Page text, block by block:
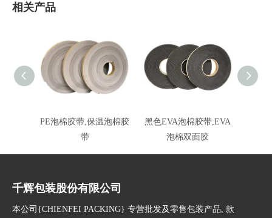
相关产品
PE泡棉胶带,保温泡棉胶
带
黑色EVA泡棉胶带,EVA
泡棉双面胶
千辉包装股份有限公司
本公司{CHIENFEI PACKING} 专营批发及零售包装产品, 款